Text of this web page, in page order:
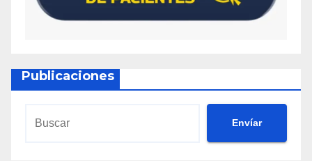
Publicaciones
Envíar